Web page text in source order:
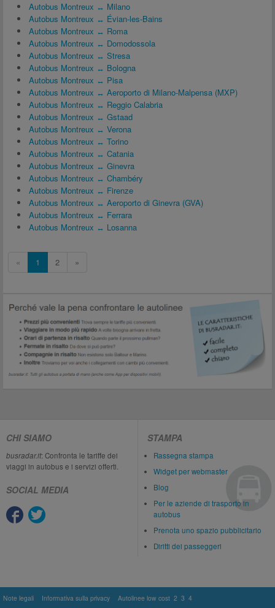
Autobus Montreux ↔ Milano
Autobus Montreux ↔ Évian-les-Bains
Autobus Montreux ↔ Roma
Autobus Montreux ↔ Domodossola
Autobus Montreux ↔ Stresa
Autobus Montreux ↔ Bologna
Autobus Montreux ↔ Pisa
Autobus Montreux ↔ Aeroporto di Milano-Malpensa (MXP)
Autobus Montreux ↔ Reggio Calabria
Autobus Montreux ↔ Gstaad
Autobus Montreux ↔ Verona
Autobus Montreux ↔ Torino
Autobus Montreux ↔ Catania
Autobus Montreux ↔ Ginevra
Autobus Montreux ↔ Chambéry
Autobus Montreux ↔ Firenze
Autobus Montreux ↔ Aeroporto di Ginevra (GVA)
Autobus Montreux ↔ Ferrara
Autobus Montreux ↔ Losanna
« 1 2 »
CHI SIAMO
busradar.it: Confronta le tariffe dei
viaggi in autobus e i servizi offerti.
SOCIAL MEDIA
STAMPA
Rassegna stampa
Widget per webmaster
Blog
Per le aziende di trasporto in
autobus
Prenota uno spazio pubblicitario
Diritti dei passeggeri
Note legali Informativa sulla privacy Autolinee low cost 2 3 4